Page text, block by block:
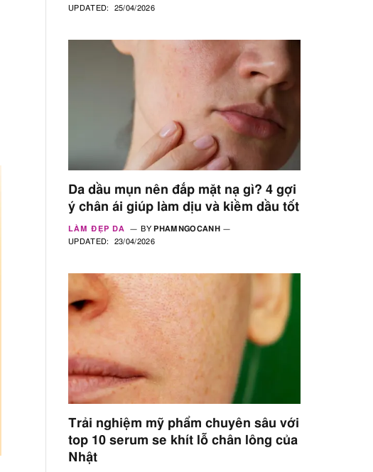
UPDATED:
25/04/2026
Da dầu mụn nên đắp mặt nạ gì? 4 gợi
ý chân ái giúp làm dịu và kiềm dầu tốt
LÀM ĐẸP DA BY PHAMNGOCANH
UPDATED:
23/04/2026
Trải nghiệm mỹ phẩm chuyên sâu với
top 10 serum se khít lỗ chân lông của
Nhật